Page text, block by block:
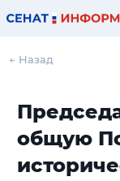
← Назад
общую